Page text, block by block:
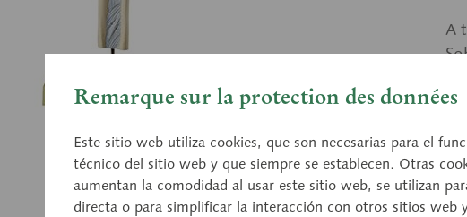
A
Remarque sur la protection des données
Este sitio web utiliza cookies, que son necesarias para el
técnico del sitio web y que siempre se establecen. Otras
aumentan la comodidad al usar este sitio web, se utilizan
directa o para simplificar la interacción con otros sitios web